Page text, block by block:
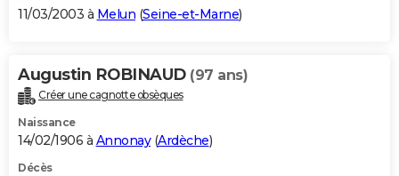
11/03/2003 à Melun (Seine-et-Marne)
Augustin ROBINAUD (97 ans)
Créer une cagnotte obsèques
Naissance
14/02/1906 à Annonay(Ardèche)
Décès